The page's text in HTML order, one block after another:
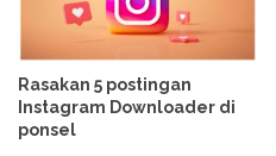
Rasakan 5 postingan
Instagram Downloader di
ponsel